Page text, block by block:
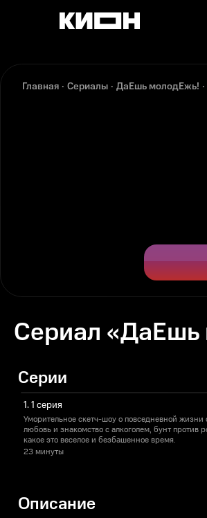
Главная Сериалы ДаЕшь молодЕжь!
Сериал «ДаЕшь
Серии
1. 1 серия
Уморительное скетч-шоу о повседневной
любовь и знакомство с алкоголем, бунт против
какое это веселое и безбашенное время.
23 минуты
Описание